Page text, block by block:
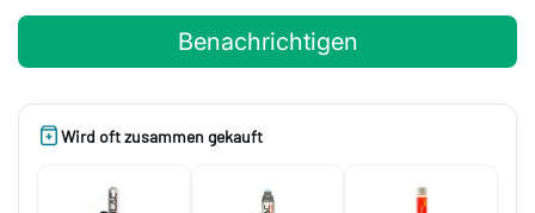
Benachrichtigen
Wird oft zusammen gekauft